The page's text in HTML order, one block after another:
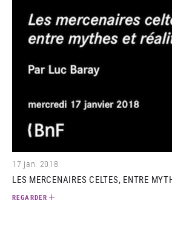
17 jan. 2018
LES MERCENAIRES CELTES, ENTRE
REGARDER